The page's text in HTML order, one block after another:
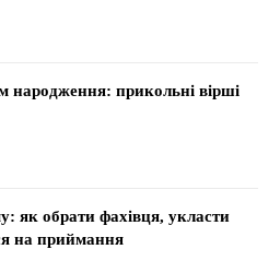
народження: прикольні вірші
як обрати фахівця, укласти
на приймання